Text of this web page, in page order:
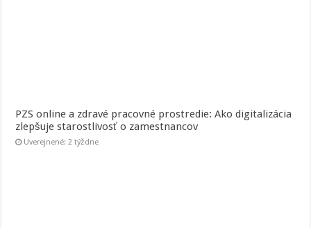
PZS online a zdravé pracovné prostredie: Ako digitalizácia
zlepšuje starostlivosť o zamestnancov
Uverejnené: 2 týždne